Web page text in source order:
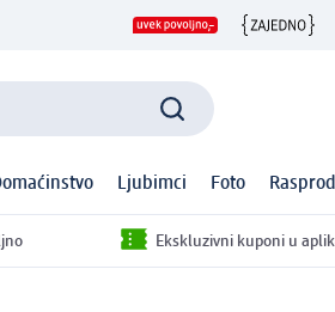
Ljubimci Foto
Ekskluzivni kuponi u